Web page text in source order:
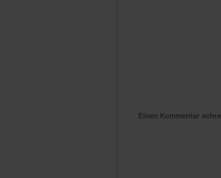
Einen Kommentar